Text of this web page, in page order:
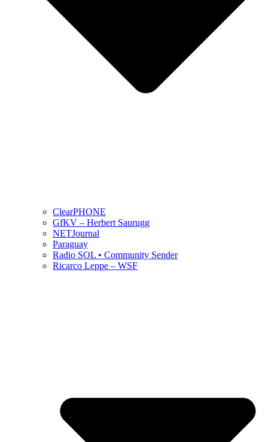
ClearPHONE
GfKV – Herbert Saurugg
NETJournal
Paraguay
Radio SOL • Community Sender
Ricarco Leppe – WSF